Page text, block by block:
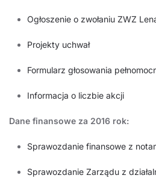
Ogłoszenie o zwołaniu ZWZ
Projekty uchwał
Formularz głosowania
Informacja o liczbie akcji
Dane finansowe za 2016 rok:
Sprawozdanie finansowe z
Sprawozdanie Zarządu z